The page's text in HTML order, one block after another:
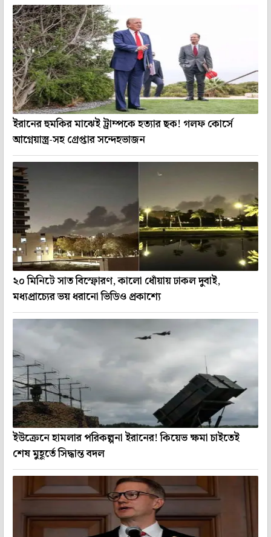
ইরানের হুমকির মাঝেই ট্রাম্পকে হত্যার ছক! গলফ কোর্সে
আগ্নেয়াস্ত্র-সহ গ্রেপ্তার সন্দেহভাজন
২০ মিনিটে সাত বিস্ফোরণ, কালো ধোঁয়ায় ঢাকল দুবাই,
মধ্যপ্রাচ্যের ভয় ধরানো ভিডিও প্রকাশ্যে
ইউক্রেনে হামলার পরিকল্পনা ইরানের! কিয়েভ ক্ষমা চাইতেই
শেষ মুহূর্তে সিদ্ধান্ত বদল